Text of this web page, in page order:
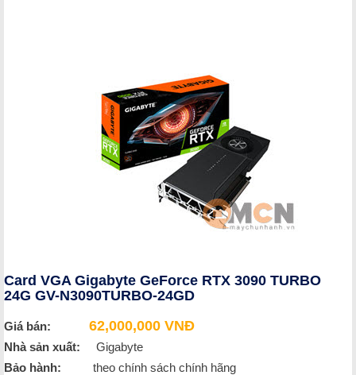
Card VGA Gigabyte GeForce RTX 3090 TURBO
24G GV-N3090TURBO-24GD
Giá bán: 62,000,000 VNĐ
Nhà sản xuất: Gigabyte
Bảo hành: theo chính sách chính hãng